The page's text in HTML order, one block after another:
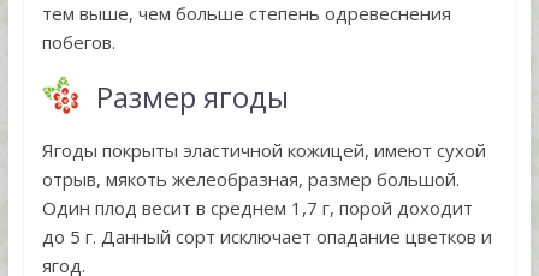
тем выше, чем больше степень одревеснения
побегов.
Размер ягоды
Ягоды покрыты эластичной кожицей, имеют сухой
отрыв, мякоть желеобразная, размер большой.
Один плод весит в среднем 1,7 г, порой доходит
до 5 г. Данный сорт исключает опадание цветков и
ягод.